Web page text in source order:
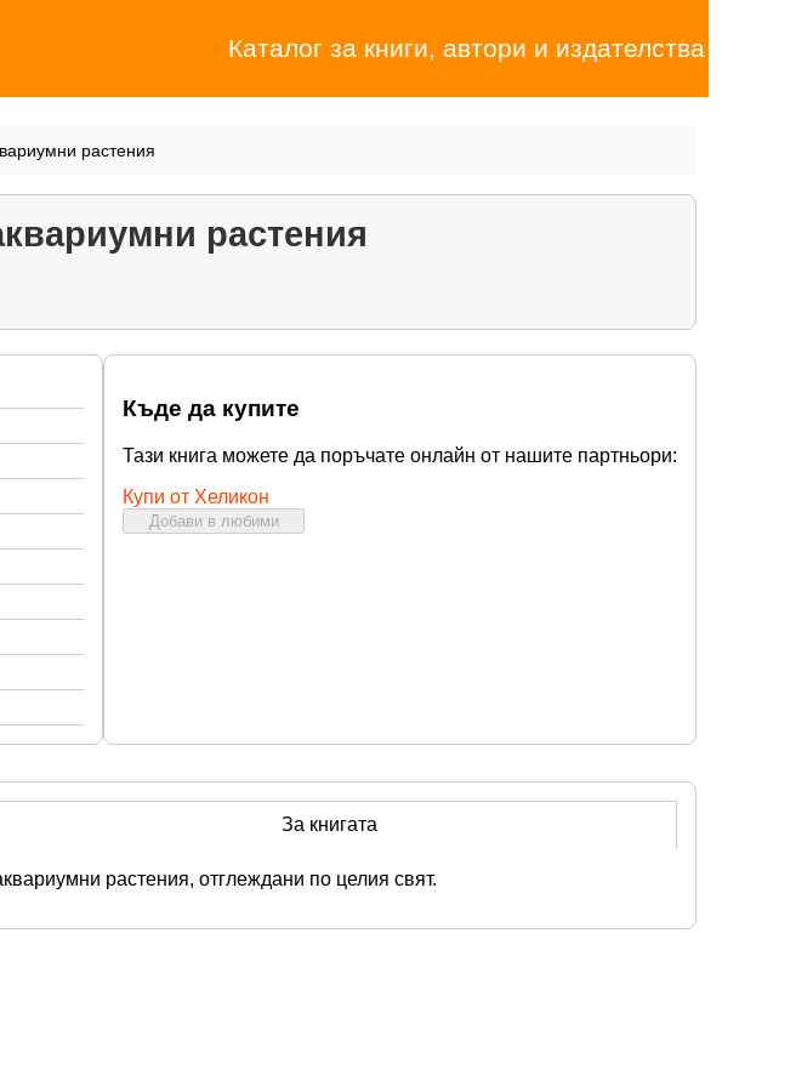
Каталог за книги, автори и издателства
растения
растения
Къде да купите
Тази книга можете да поръчате онлайн от нашите партньори:
Купи от Хеликон
Добави в любими
За книгата
растения, отглеждани по целия свят.